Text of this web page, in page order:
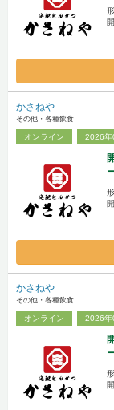
かさねや
その他・各種飲食
オンライン 2026年
かさねや
その他・各種飲食
オンライン 2026年